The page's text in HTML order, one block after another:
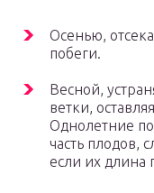
Осенью,
побеги.
Весной,
ветки,
Однолетние
часть плодов,
если их длина